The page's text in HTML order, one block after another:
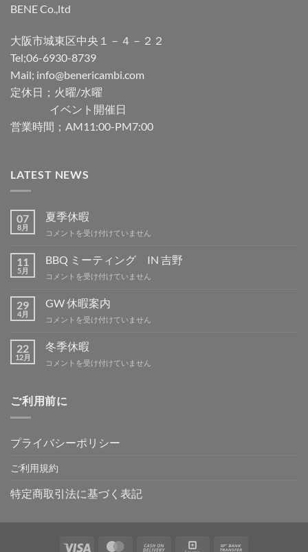
BENE Co.,ltd
大阪市城東区中央１－４－２２
Tel;06-6930-8739
Mail; info@benericambi.com
定休日；火曜/水曜
イベント開催日
営業時間；AM11:00-PM7:00
LATEST NEWS
07
8月
夏季休暇
夏
休
は
コメントを受け付けていません
11
5月
BBQ ミーティング IN 吉野
BBQ
ー
ィ
グ
吉
コメントを受け付けていません
29
4月
GW 休暇案内
GW
暇
案
内
コメントを受け付けていません
22
12月
冬季休暇
冬
暇
は
コメントを受け付けていません
ご利用前に
プライバシーポリシー
ご利用規約
特定商取引法に基づく表記